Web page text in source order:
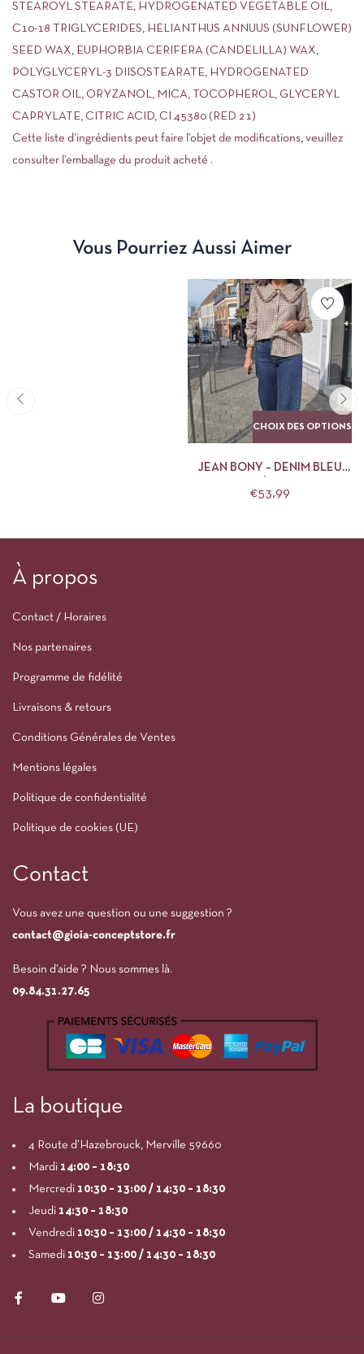
STEAROYL STEARATE, HYDROGENATED VEGETABLE OIL,
C10-18 TRIGLYCERIDES, HELIANTHUS ANNUUS (SUNFLOWER)
SEED WAX, EUPHORBIA CERIFERA (CANDELILLA) WAX,
POLYGLYCERYL-3 DIISOSTEARATE, HYDROGENATED
CASTOR OIL, ORYZANOL, MICA, TOCOPHEROL, GLYCERYL
CAPRYLATE, CITRIC ACID, CI 45380 (RED 21)
Cette liste d’ingrédients peut faire l’objet de modifications, veuillez
consulter l’emballage du produit acheté .
Vous Pourriez Aussi Aimer
CHOIX DES OPTIONS
JEAN BONY – DENIM BLEU
€53,99
À propos
Contact / Horaires
Nos partenaires
Programme de fidélité
Livraisons & retours
Conditions Générales de Ventes
Mentions légales
Politique de confidentialité
Politique de cookies (UE)
Contact
Vous avez une question ou une suggestion ?
contact@gioia-conceptstore.fr
Besoin d’aide ? Nous sommes là.
09.84.31.27.65
La boutique
4 Route d’Hazebrouck, Merville 59660
Mardi 14:00 – 18:30
Mercredi 10:30 – 13:00 / 14:30 – 18:30
Jeudi 14:30 – 18:30
Vendredi 10:30 – 13:00 / 14:30 – 18:30
Samedi 10:30 – 13:00 / 14:30 – 18:30